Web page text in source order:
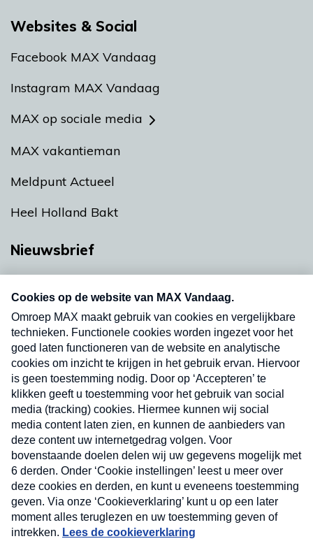
Websites & Social
Facebook MAX Vandaag
Instagram MAX Vandaag
MAX op sociale media
MAX vakantieman
Meldpunt Actueel
Heel Holland Bakt
Nieuwsbrief
nieuwsbrief. Elke vrijdag- en dinsdagochtend in
uw mailbox.
Verzend
Nieuwsbrief
Neem hier een gratis abonnement op onze
nieuwsbrief. Elke vrijdag- en dinsdagochtend in uw